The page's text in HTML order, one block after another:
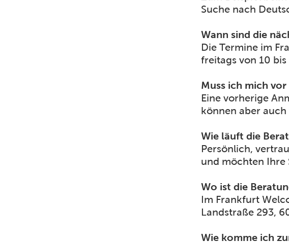
Suche nach
Wann sind die
Die Termine im
freitags von 10
Muss ich mich
Eine vorherige
können aber
Wie läuft die
Persönlich,
und möchten Ihre
Wo ist die
Im Frankfurt
Landstraße 293,
Wie komme ich